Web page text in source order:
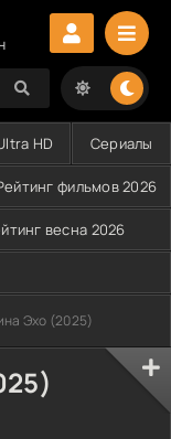
HD Сериалы
фильмов 2026
весна 2026
Эхо (2025)